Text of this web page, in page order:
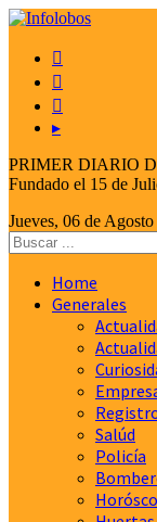



▸
PRIMER DIARIO
Fundado el 15 de
Jueves, 06 de
Home
Generales
Salúd
Policía